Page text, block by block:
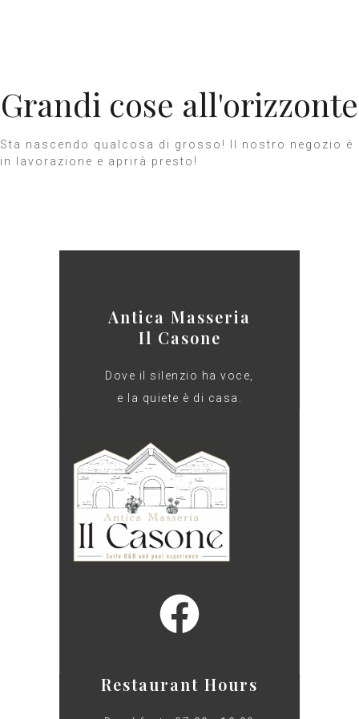
Grandi cose all'orizzonte
Sta nascendo qualcosa di grosso! Il nostro negozio è
in lavorazione e aprirà presto!
Antica Masseria
Il Casone
Dove il silenzio ha voce,
e la quiete è di casa.
Restaurant Hours